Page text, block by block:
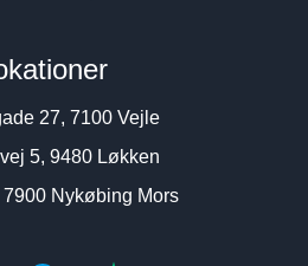
27, 7100 Vejle
5, 9480 Løkken
Nykøbing Mors